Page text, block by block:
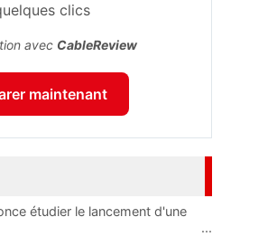
clics
avec CableReview
maintenant
étudier le lancement d'une
...